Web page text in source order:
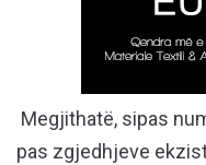
Megjithatë, sipas
pas zgjedhjeve